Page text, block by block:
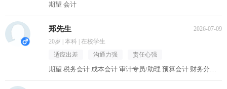
期望 会计
郑先生
2026-07-09
20岁 | 本科 | 在校学生
适应出差
沟通力强 责任心强
期望 税务会计 成本会计 审计专员/助理 预算会计 财务分析员